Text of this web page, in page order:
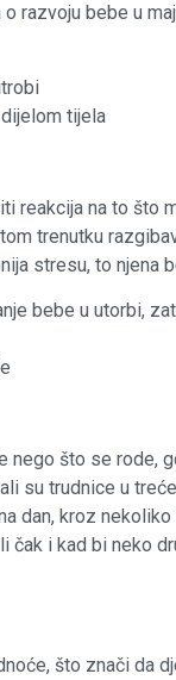
razvoju bebe u
tijela
reakcija na to
trenutku
stresu, to njena
bebe u utorbi,
što se rode,
su trudnice u
dan, kroz
i kad bi neko
što znači da